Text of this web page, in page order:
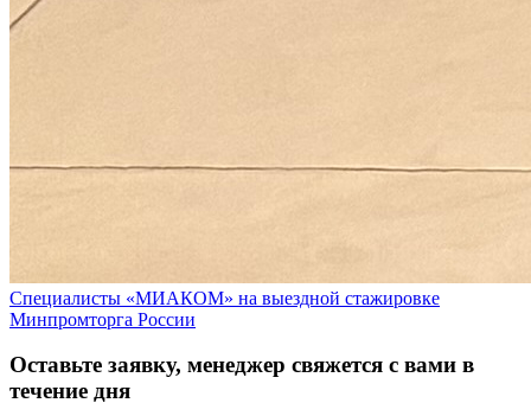
Специалисты «МИАКОМ» на выездной стажировке
Минпромторга России
Оставьте заявку, менеджер свяжется с вами в
течение дня